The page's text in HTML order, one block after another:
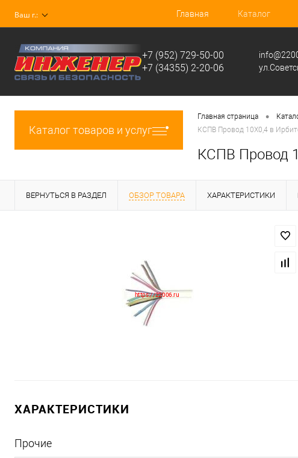
Ваш г.: Главная Каталог
+7 (952) 729-50-00
+7 (34355) 2-20-06
Каталог товаров и услуг
Главная страница •
КСПВ Провод 10Х0,4 в
КСПВ Провод
ВЕРНУТЬСЯ В РАЗДЕЛ ОБЗОР ТОВАРА ХАРАКТЕРИСТИКИ
ХАРАКТЕРИСТИКИ
Прочие